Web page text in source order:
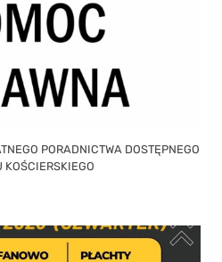
PORADNICTWA DOSTĘPNEGO
KOŚCIERSKIEGO